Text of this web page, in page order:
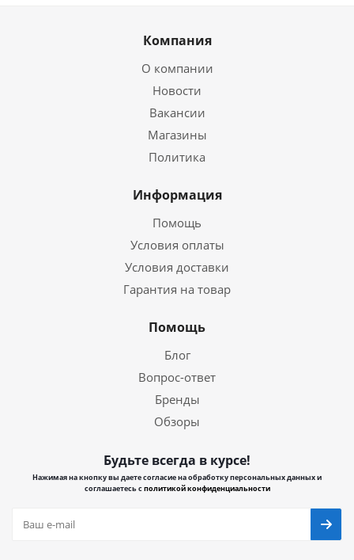
Компания
О компании
Новости
Вакансии
Магазины
Политика
Информация
Помощь
Условия оплаты
Условия доставки
Гарантия на товар
Помощь
Блог
Вопрос-ответ
Бренды
Обзоры
Будьте всегда в курсе!
Нажимая на кнопку вы даете согласие на обработку персональных данных и
соглашаетесь сполитикой конфиденциальности